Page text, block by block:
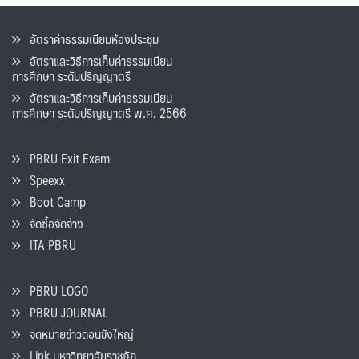
อัตราค่าธรรมเนียมห้องประชุม
อัตราและวิธีการเก็บค่าธรรมเนียน
การศึกษา ระดับปริญญาตรี
อัตราและวิธีการเก็บค่าธรรมเนียน
การศึกษา ระดับปริญญาตรี พ.ศ. 2566
PBRU Exit Exam
Speexx
Boot Camp
จัดซื้อจัดจ้าง
ITA PBRU
PBRU LOGO
PBRU JOURNAL
จดหมายข่าวดอนขังใหญ่